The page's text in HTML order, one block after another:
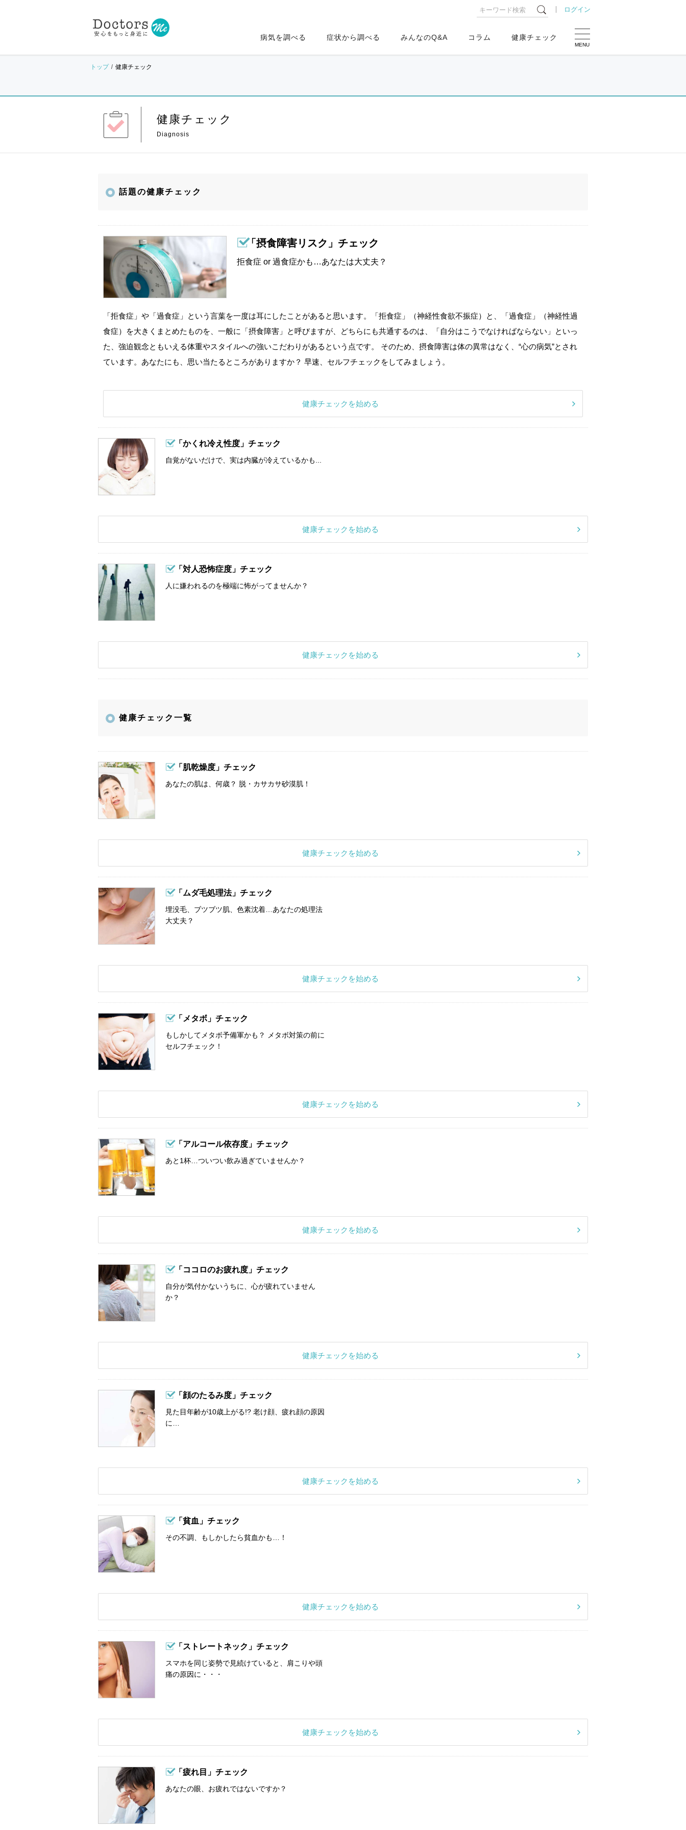
ログイン
MENU
病気を調べる 症状から調べる みんなのQ&A コラム 健康チェック
トップ 健康チェック
健康チェック
話題の健康チェック
「摂食障害リスク」チェック
拒食症 or 過食症かも…あなたは大丈夫？
「拒食症」や「過食症」という言葉を一度は耳にしたことがあると思います。「拒食症」（神経性食欲不振症）と、「過食症」（神経性過
食症）を大きくまとめたものを、一般に「摂食障害」と呼びますが、どちらにも共通するのは、「自分はこうでなければならない」といっ
た、強迫観念ともいえる体重やスタイルへの強いこだわりがあるという点です。 そのため、摂食障害は体の異常はなく、“心の病気”とされ
ています。あなたにも、思い当たるところがありますか？ 早速、セルフチェックをしてみましょう。
健康チェックを始める
「かくれ冷え性度」チェック
自覚がないだけで、実は内臓が冷えているかも...
健康チェックを始める
「対人恐怖症度」チェック
人に嫌われるのを極端に怖がってませんか？
健康チェックを始める
健康チェック一覧
「肌乾燥度」チェック
あなたの肌は、何歳？ 脱・カサカサ砂漠肌！
健康チェックを始める
「ムダ毛処理法」チェック
埋没毛、ブツブツ肌、色素沈着…あなたの処理法
大丈夫？
健康チェックを始める
「メタボ」チェック
もしかしてメタボ予備軍かも？ メタボ対策の前に
セルフチェック！
健康チェックを始める
「アルコール依存度」チェック
あと1杯…ついつい飲み過ぎていませんか？
健康チェックを始める
「ココロのお疲れ度」チェック
自分が気付かないうちに、心が疲れていません
か？
健康チェックを始める
「顔のたるみ度」チェック
見た目年齢が10歳上がる!? 老け顔、疲れ顔の原因
に…
健康チェックを始める
「貧血」チェック
その不調、もしかしたら貧血かも…！
健康チェックを始める
「ストレートネック」チェック
スマホを同じ姿勢で見続けていると、肩こりや頭
痛の原因に・・・
健康チェックを始める
「疲れ目」チェック
あなたの眼、お疲れではないですか？